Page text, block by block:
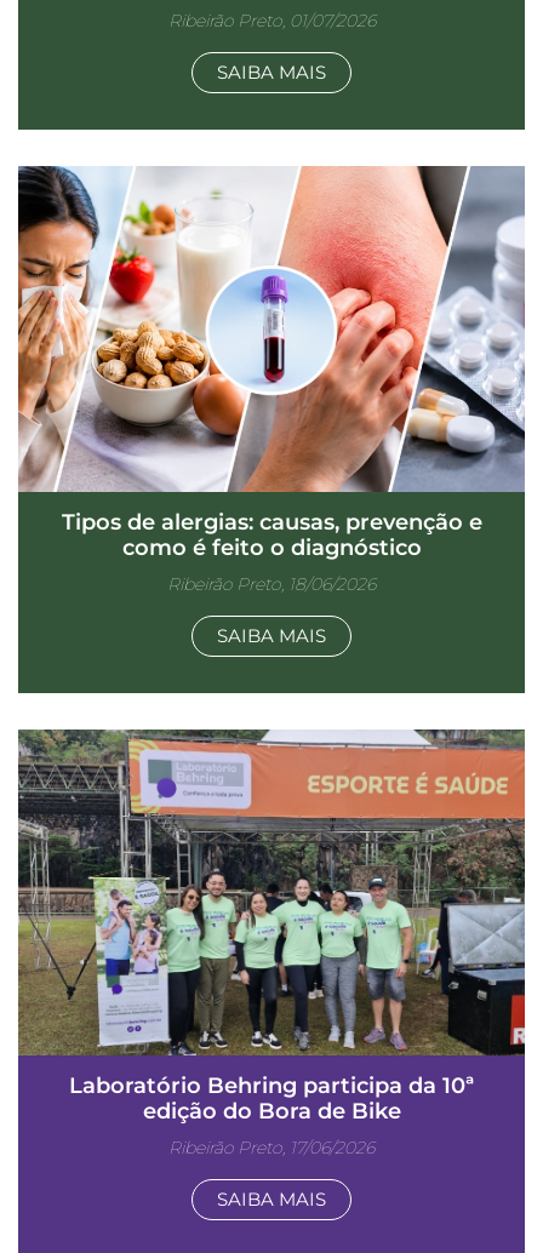
Ribeirão Preto, 01/07/2026
SAIBA MAIS
Tipos de alergias: causas, prevenção e
como é feito o diagnóstico
Ribeirão Preto, 18/06/2026
SAIBA MAIS
Laboratório Behring participa da 10ª
edição do Bora de Bike
Ribeirão Preto, 17/06/2026
SAIBA MAIS